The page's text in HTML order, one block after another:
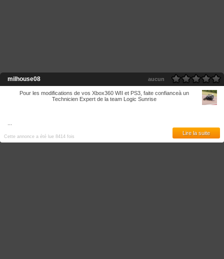
milhouse08 aucun
Pour les modifications de vos Xbox360 WII et PS3, faite confianceà un
Technicien Expert de la team Logic Sunrise
Cette annonce a été lue 8414 fois
Lire la suite